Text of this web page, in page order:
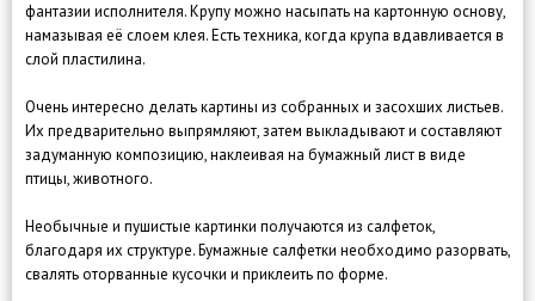
фантазии исполнителя. Крупу можно насыпать на картонную основу,
намазывая её слоем клея. Есть техника, когда крупа вдавливается в
слой пластилина.
Очень интересно делать картины из собранных и засохших листьев.
Их предварительно выпрямляют, затем выкладывают и составляют
задуманную композицию, наклеивая на бумажный лист в виде
птицы, животного.
Необычные и пушистые картинки получаются из салфеток,
благодаря их структуре. Бумажные салфетки необходимо разорвать,
свалять оторванные кусочки и приклеить по форме.